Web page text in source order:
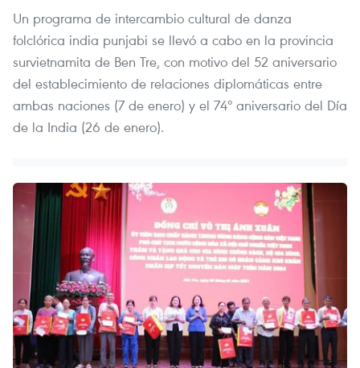
Un programa de intercambio cultural de danza
folclórica india punjabi se llevó a cabo en la provincia
survietnamita de Ben Tre, con motivo del 52 aniversario
del establecimiento de relaciones diplomáticas entre
ambas naciones (7 de enero) y el 74º aniversario del Día
de la India (26 de enero).